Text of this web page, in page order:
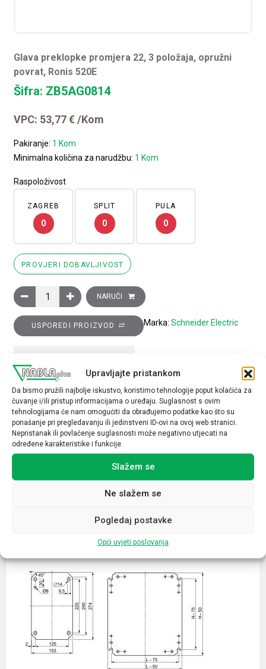
Upravljajte pristankom
Da bismo pružili najbolje iskustvo, koristimo tehnologije poput kolačića za
čuvanje i/ili pristup informacijama o uređaju. Suglasnost s ovim
tehnologijama će nam omogućiti da obrađujemo podatke kao što su
ponašanje pri pregledavanju ili jedinstveni ID-ovi na ovoj web stranici.
Nepristanak ili povlačenje suglasnosti može negativno utjecati na
određene karakteristike i funkcije.
Slažem se
Ne slažem se
Pogledaj postavke
Opći uvjeti poslovanja
Glava preklopke promjera 22, 3 položaja, opružni
povrat, Ronis 520E
Šifra: ZB5AG0814
VPC: 53,77€ /Kom
Pakiranje: 1 Kom
Minimalna količina za narudžbu: 1 Kom
Raspoloživost
ZAGREB
0
SPLIT
0
PULA
0
PROVJERI DOBAVLJIVOST
Glava preklopke promjera 22, 3 položaja, opružni povrat,
NARUČI
USPOREDI PROIZVOD Marka: Schneider Electric
Tip opreme
glava preklopke
Povezani proizvodi